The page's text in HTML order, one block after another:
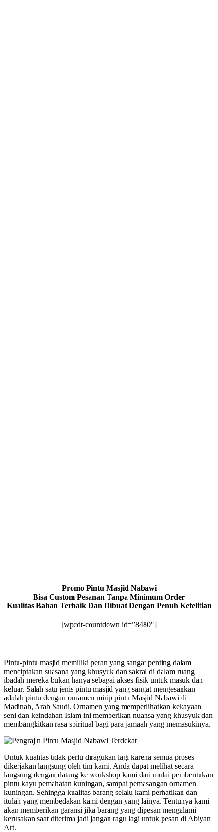
Promo Pintu Masjid Nabawi
Bisa Custom Pesanan Tanpa Minimum Order
Kualitas Bahan Terbaik Dan Dibuat Dengan Penuh Ketelitian
[wpcdt-countdown id=”8480″]
Pintu-pintu masjid memiliki peran yang sangat penting dalam
menciptakan suasana yang khusyuk dan sakral di dalam ruang
ibadah mereka bukan hanya sebagai akses fisik untuk masuk dan
keluar. Salah satu jenis pintu masjid yang sangat mengesankan
adalah pintu dengan ornamen mirip pintu Masjid Nabawi di
Madinah, Arab Saudi. Ornamen yang memperlihatkan kekayaan
seni dan keindahan Islam ini memberikan nuansa yang khusyuk dan
membangkitkan rasa spiritual bagi para jamaah yang memasukinya.
Untuk kualitas tidak perlu diragukan lagi karena semua proses
dikerjakan langsung oleh tim kami. Anda dapat melihat secara
langsung dengan datang ke workshop kami dari mulai pembentukan
pintu kayu pemahatan kuningan, sampai pemasangan ornamen
kuningan. Sehingga kualitas barang selalu kami perhatikan dan
itulah yang membedakan kami dengan yang lainya. Tentunya kami
akan memberikan garansi jika barang yang dipesan mengalami
kerusakan saat diterima jadi jangan ragu lagi untuk pesan di Abiyan
Art.